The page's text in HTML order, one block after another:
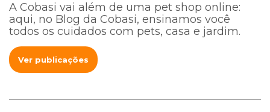
A Cobasi vai além de uma pet shop online:
aqui, no Blog da Cobasi, ensinamos você
todos os cuidados com pets, casa e jardim.
Ver publicações